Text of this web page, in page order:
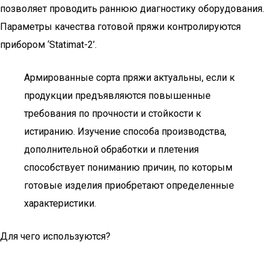
позволяет проводить раннюю диагностику оборудования.
Параметры качества готовой пряжи контролируются
прибором ‘Statimat-2’.
Армированные сорта пряжи актуальны, если к
продукции предъявляются повышенные
требования по прочности и стойкости к
истиранию. Изучение способа производства,
дополнительной обработки и плетения
способствует пониманию причин, по которым
готовые изделия приобретают определенные
характеристики.
Для чего используются?